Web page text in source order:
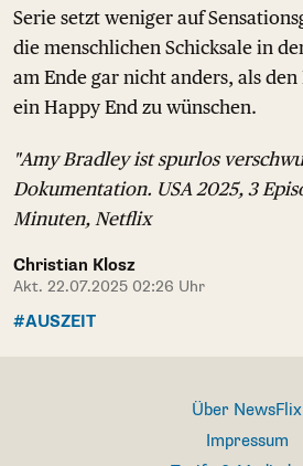
Serie setzt weniger auf
die menschlichen Schicksale in
am Ende gar nicht anders, als
ein Happy End zu wünschen.
"Amy Bradley ist spurlos
Dokumentation. USA 2025, 3
Minuten, Netflix
Christian Klosz
Akt. 22.07.2025 02:26 Uhr
#AUSZEIT
Über NewsFlix
Impressum